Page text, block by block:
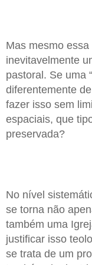
Mas mesmo
inevitavelmente
pastoral. Se uma
diferentemente
fazer isso sem
espaciais, que
preservada?
No nível
se torna não
também uma
justificar isso
se trata de um